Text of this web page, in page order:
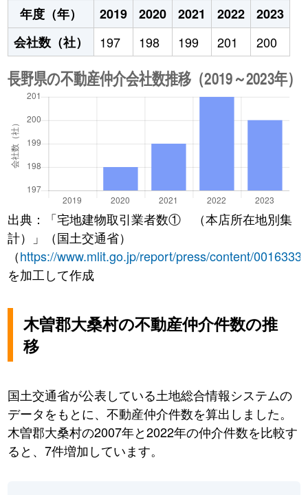
年度（年）
2019 2020 2021 2022
2023
会社数（社）
197 198 199 201 200
出典：「宅地建物取引業者数① （本店所在地別集
計）」（国土交通省）
（https://www.mlit.go.jp/report/press/content/
を加工して作成
木曽郡大桑村の不動産仲介件数の推
移
国土交通省が公表している土地総合情報システムの
データをもとに、不動産仲介件数を算出しました。
木曽郡大桑村の2007年と2022年の仲介件数を比較す
ると、7件増加しています。